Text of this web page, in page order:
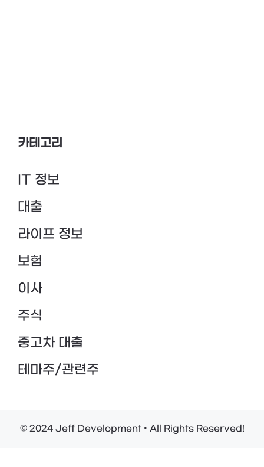
카테고리
IT 정보
대출
라이프 정보
보험
이사
주식
중고차 대출
테마주/관련주
© 2024 Jeff Development • All Rights Reserved!